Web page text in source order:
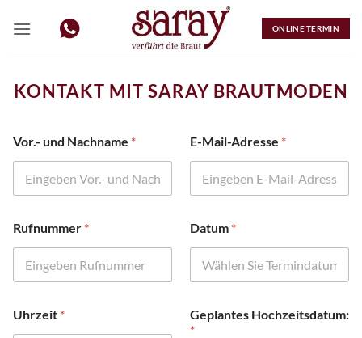
Inhalt
ONLINE TERMIN
KONTAKT MIT SARAY BRAUTMODEN
Vor.- und Nachname * E-Mail-Adresse *
Rufnummer * Datum *
Uhrzeit *
Geplantes Hochzeitsdatum:
*